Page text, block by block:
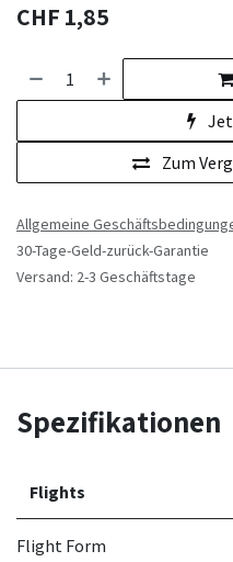
CHF 1,85
Zum
Allgemeine
30-Tage-Geld-zurück-Garantie
Versand: 2-3 Geschäftstage
Spezifikationen
Flights
Flight Form